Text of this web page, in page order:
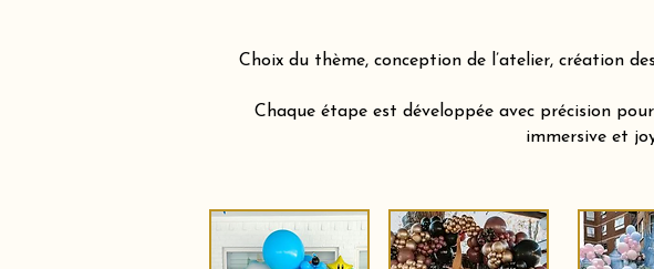
Choix du thème, conception de l’atelier, création
Chaque étape est développée avec précision
immersive et